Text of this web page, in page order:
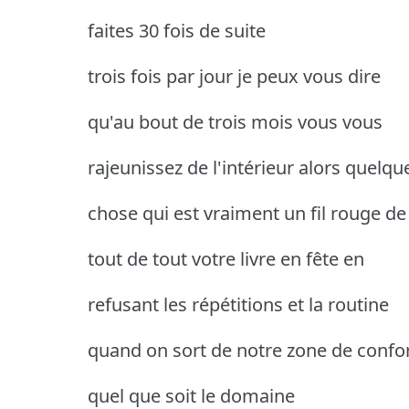
faites 30 fois de suite
trois fois par jour je peux vous dire
qu'au bout de trois mois vous vous
rajeunissez de l'intérieur alors
chose qui est vraiment un fil rouge de
tout de tout votre livre en fête en
refusant les répétitions et la routine
quand on sort de notre zone de
quel que soit le domaine